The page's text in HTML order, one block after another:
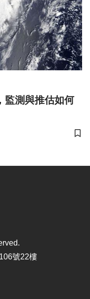
監測與推估如何
儲
號22樓